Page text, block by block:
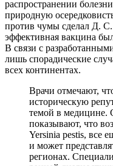
распространении
природную
против чумы сделал Д.
эффективная вакцина
В связи с
лишь спорадические
всех континентах.
Врачи отмечают,
историческую
темой в медицине.
показывают, что
Yersinia pestis, все
и может
регионах.